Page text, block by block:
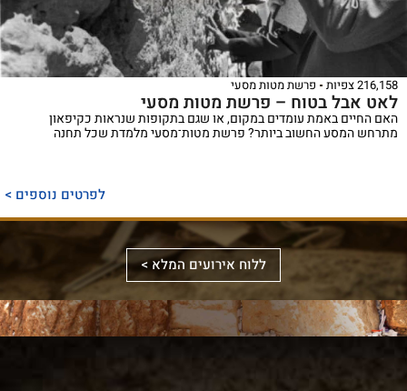
216,158 צפיות פרשת מטות מסעי
לאט אבל בטוח – פרשת מטות מסעי
האם החיים באמת עומדים במקום, או שגם בתקופות שנראות כקיפאון
מתרחש המסע החשוב ביותר? פרשת מטות־מסעי מלמדת שכל תחנה
לפרטים נוספים >
ללוח אירועים המלא >
לראשונה,
הדינים
והמנהגים
באמצעות
תמונות
וציורים
ספר
אלבומי
מפואר
המשחזר
את